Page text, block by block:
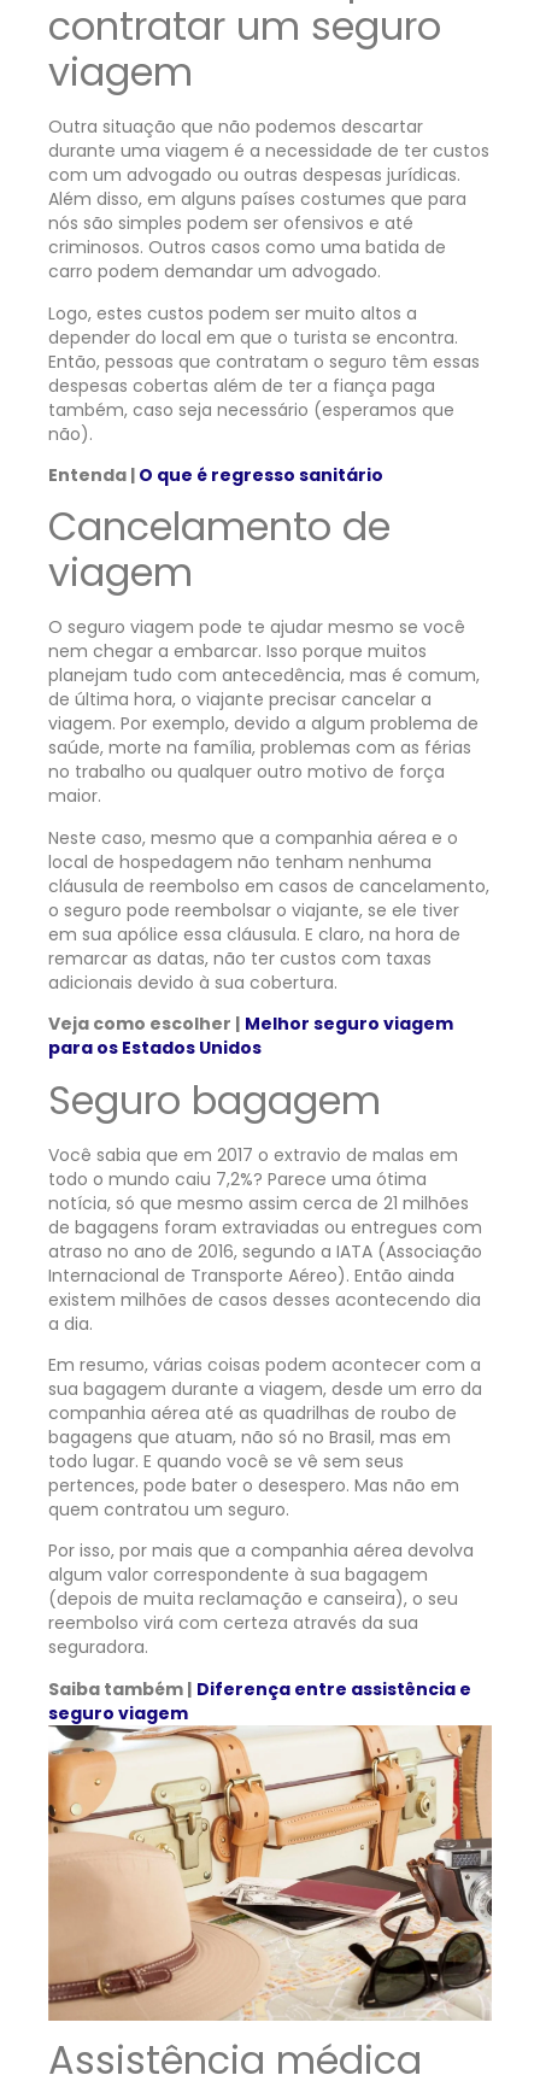
contratar um seguro
viagem
Outra situação que não podemos descartar
durante uma viagem é a necessidade de ter custos
com um advogado ou outras despesas jurídicas.
Além disso, em alguns países costumes que para
nós são simples podem ser ofensivos e até
criminosos. Outros casos como uma batida de
carro podem demandar um advogado.
Logo, estes custos podem ser muito altos a
depender do local em que o turista se encontra.
Então, pessoas que contratam o seguro têm essas
despesas cobertas além de ter a fiança paga
também, caso seja necessário (esperamos que
não).
Entenda | O que é regresso sanitário
Cancelamento de
viagem
O seguro viagem pode te ajudar mesmo se você
nem chegar a embarcar. Isso porque muitos
planejam tudo com antecedência, mas é comum,
de última hora, o viajante precisar cancelar a
viagem. Por exemplo, devido a algum problema de
saúde, morte na família, problemas com as férias
no trabalho ou qualquer outro motivo de força
maior.
Neste caso, mesmo que a companhia aérea e o
local de hospedagem não tenham nenhuma
cláusula de reembolso em casos de cancelamento,
o seguro pode reembolsar o viajante, se ele tiver
em sua apólice essa cláusula. E claro, na hora de
remarcar as datas, não ter custos com taxas
adicionais devido à sua cobertura.
Veja como escolher | Melhor seguro viagem
para os Estados Unidos
Seguro bagagem
Você sabia que em 2017 o extravio de malas em
todo o mundo caiu 7,2%? Parece uma ótima
notícia, só que mesmo assim cerca de 21 milhões
de bagagens foram extraviadas ou entregues com
atraso no ano de 2016, segundo a IATA (Associação
Internacional de Transporte Aéreo). Então ainda
existem milhões de casos desses acontecendo dia
a dia.
Em resumo, várias coisas podem acontecer com a
sua bagagem durante a viagem, desde um erro da
companhia aérea até as quadrilhas de roubo de
bagagens que atuam, não só no Brasil, mas em
todo lugar. E quando você se vê sem seus
pertences, pode bater o desespero. Mas não em
quem contratou um seguro.
Por isso, por mais que a companhia aérea devolva
algum valor correspondente à sua bagagem
(depois de muita reclamação e canseira), o seu
reembolso virá com certeza através da sua
seguradora.
Saiba também | Diferença entre assistência e
seguro viagem
Assistência médica